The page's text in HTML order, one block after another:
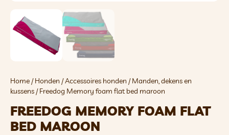
Home /Honden /Accessoires honden /Manden, dekens en
kussens / Freedog Memory foam flat bed maroon
FREEDOG MEMORY FOAM FLAT
BED MAROON